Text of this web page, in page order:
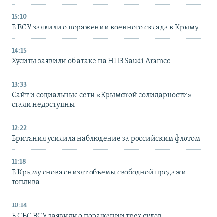
15:10
В ВСУ заявили о поражении военного склада в Крыму
14:15
Хуситы заявили об атаке на НПЗ Saudi Aramco
13:33
Сайт и социальные сети «Крымской солидарности»
стали недоступны
12:22
Британия усилила наблюдение за российским флотом
11:18
В Крыму снова снизят объемы свободной продажи
топлива
10:14